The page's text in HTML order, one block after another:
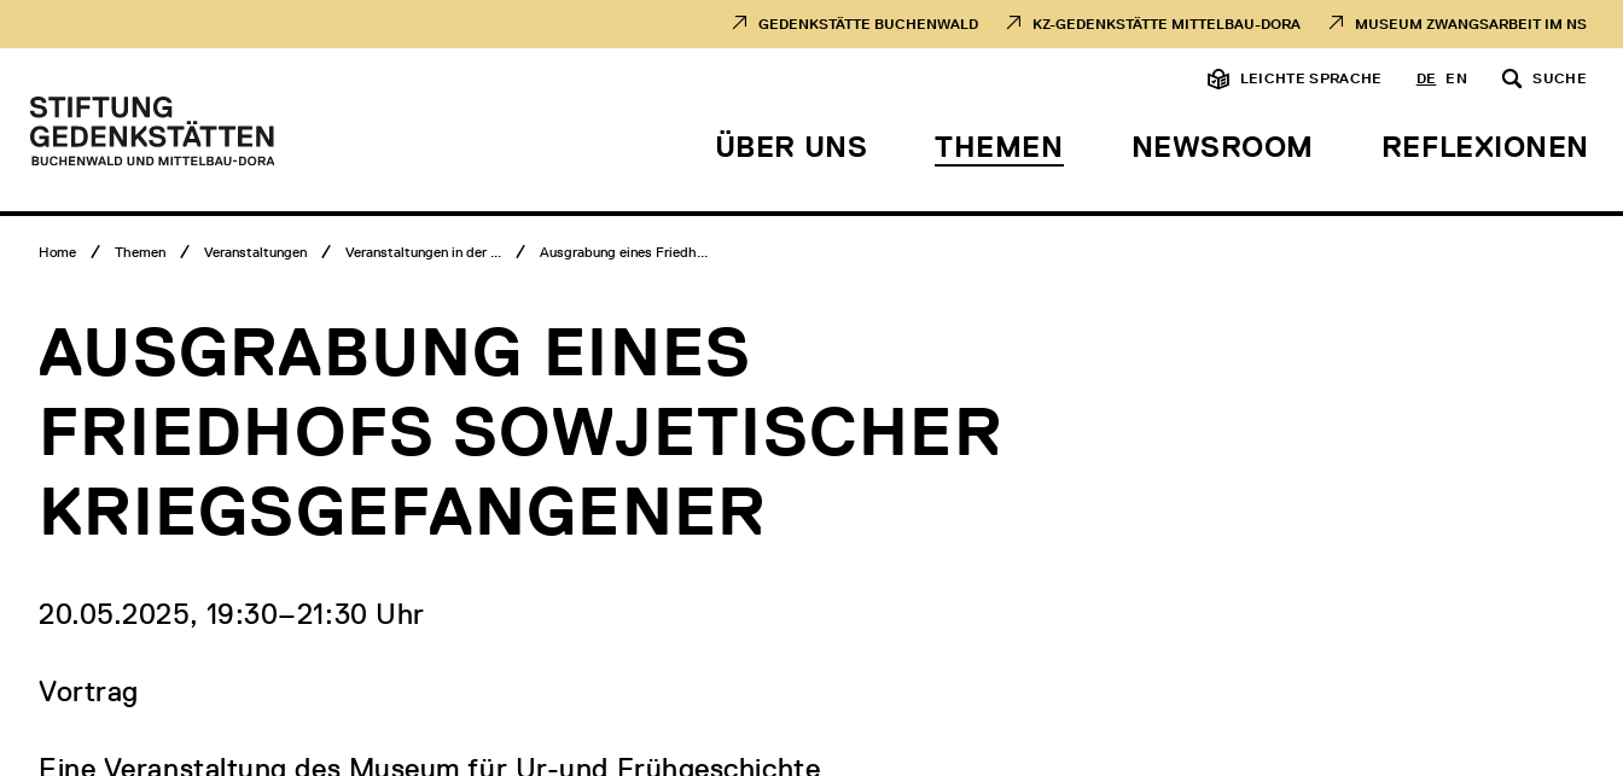
Inhalt
GEDENKSTÄTTE BUCHENWALD KZ-GEDENKSTÄTTE MITTELBAU-DORA MUSEUM ZWANGSARBEIT IM NS
Hauptmenü
LEICHTE SPRACHE DE EN SUCHE
Logo
Stiftung
und
Dora
ÜBER UNS THEMEN NEWSROOM REFLEXIONEN
Breadcrumb
Home Themen Veranstaltungen Veranstaltungen in der ... Ausgrabung eines Friedh...
AUSGRABUNG EINES
FRIEDHOFS SOWJETISCHER
KRIEGSGEFANGENER
20.05.2025, 19:30‒21:30 Uhr
Vortrag
Eine Veranstaltung des Museum für Ur-und Frühgeschichte